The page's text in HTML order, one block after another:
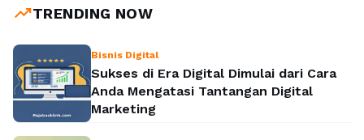
trending_upTRENDING NOW
Bisnis Digital
Sukses di Era Digital Dimulai dari Cara
Anda Mengatasi Tantangan Digital
Marketing